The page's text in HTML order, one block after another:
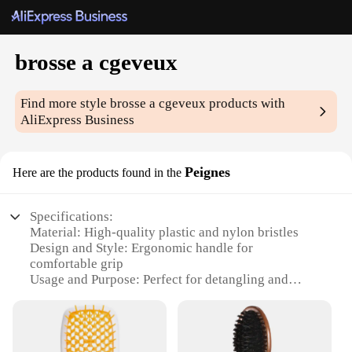
brosse a cgeveux
Find more stylebrosse a cgeveux products with
AliExpress Business
Here are the products found in the Peignes
Specifications:
Material: High-quality plastic and nylon bristles
Design and Style: Ergonomic handle for
comfortable grip
Usage and Purpose: Perfect for detangling and
Performance and Property: Durable and gentle on
Parts and Accessories: Comes with a protective cap